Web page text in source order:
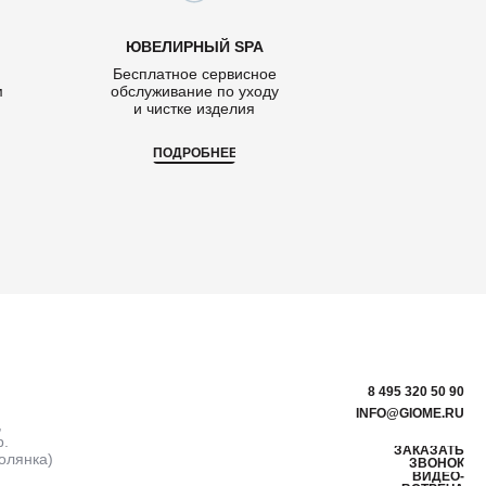
ЮВЕЛИРНЫЙ SPA
Бесплатное сервисное
обслуживание по уходу
и чистке изделия
ПОДРОБНЕЕ
8 495 320 50 90
INFO@GIOME.RU
ЗАКАЗАТЬ
ЗВОНОК
ВИДЕО-